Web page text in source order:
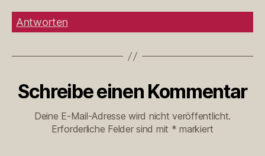
Antworten
Schreibe einen Kommentar
Deine E-Mail-Adresse wird nicht veröffentlicht.
Erforderliche Felder sind mit * markiert